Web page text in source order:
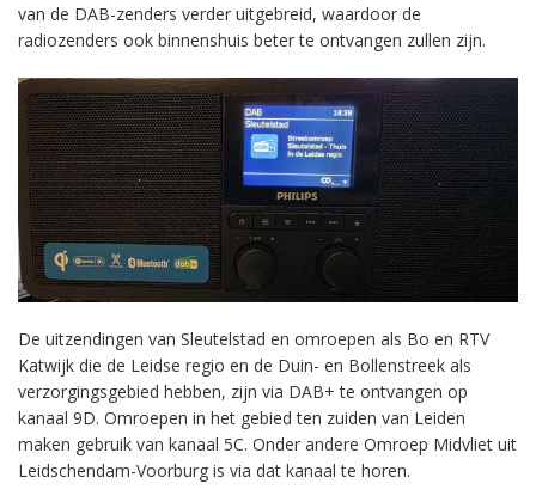
van de DAB-zenders verder uitgebreid, waardoor de
radiozenders ook binnenshuis beter te ontvangen zullen zijn.
De uitzendingen van Sleutelstad en omroepen als Bo en RTV
Katwijk die de Leidse regio en de Duin- en Bollenstreek als
verzorgingsgebied hebben, zijn via DAB+ te ontvangen op
kanaal 9D. Omroepen in het gebied ten zuiden van Leiden
maken gebruik van kanaal 5C. Onder andere Omroep Midvliet uit
Leidschendam-Voorburg is via dat kanaal te horen.